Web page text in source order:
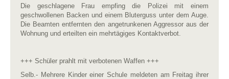
Die geschlagene Frau empfing die Polizei mit einem
geschwollenen Backen und einem Bluterguss unter dem Auge.
Die Beamten entfernten den angetrunkenen Aggressor aus der
Wohnung und erteilten ein mehrtägiges Kontaktverbot.
+++ Schüler prahlt mit verbotenen Waffen +++
Selb.- Mehrere Kinder einer Schule meldeten am Freitag ihrer